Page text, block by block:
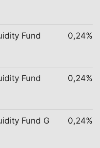
Fund
0,24%
Fund
0,24%
Fund G
0,24%